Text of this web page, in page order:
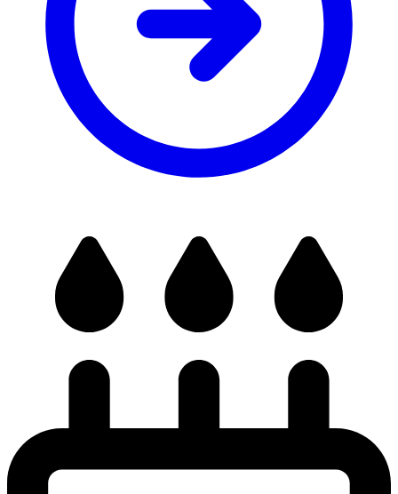
Hodové slavnosti 18. - 19.7.2026
Zobrazit galerii